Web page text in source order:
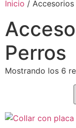
Inicio /
Perros
Mostrando los 6